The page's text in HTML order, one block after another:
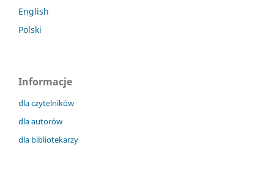
English
Polski
Informacje
dla czytelników
dla autorów
dla bibliotekarzy